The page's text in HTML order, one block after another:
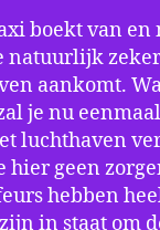
boekt van en
aankomt.
je nu
luchthaven
hier geen
hebben
in staat om